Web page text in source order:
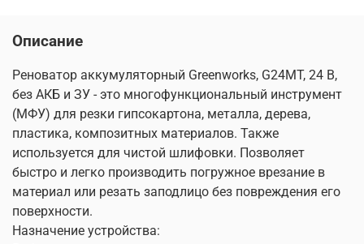
Описание
Реноватор аккумуляторный Greenworks, G24MT, 24 В,
без АКБ и ЗУ - это многофункциональный инструмент
(МФУ) для резки гипсокартона, металла, дерева,
пластика, композитных материалов. Также
используется для чистой шлифовки. Позволяет
быстро и легко производить погружное врезание в
материал или резать заподлицо без повреждения его
поверхности.
Назначение устройства: